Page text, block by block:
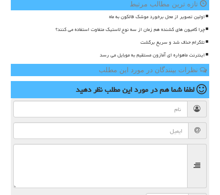
تازه ترین مطالب مرتبط
اولین تصویر از محل برخورد موشک فالکون به ماه
چرا کامیون های کشنده هم زمان از سه نوع لاستیک متفاوت استفاده می کنند؟
تلگرام حذف شد و سریع برگشت
اینترنت ماهواره ای آمازون مستقیم به موبایل می رسد
نظرات بینندگان در مورد این مطلب
لطفا شما همدر مورد این مطلبنظر دهید